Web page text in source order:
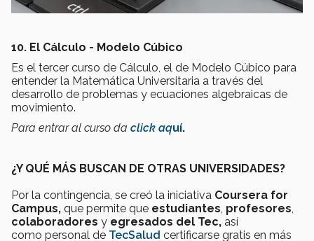
10. El Cálculo - Modelo Cúbico
Es el tercer curso de Cálculo, el de Modelo Cúbico para
entender la Matemática Universitaria a través del
desarrollo de problemas y ecuaciones algebraicas de
movimiento.
Para entrar al curso da click aquí.
¿Y QUÉ MÁS BUSCAN DE OTRAS UNIVERSIDADES?
Por la contingencia, se creó la iniciativa Coursera for
Campus, que permite que estudiantes, profesores,
colaboradores y egresados del Tec, así
como personal de TecSalud certificarse gratis en más